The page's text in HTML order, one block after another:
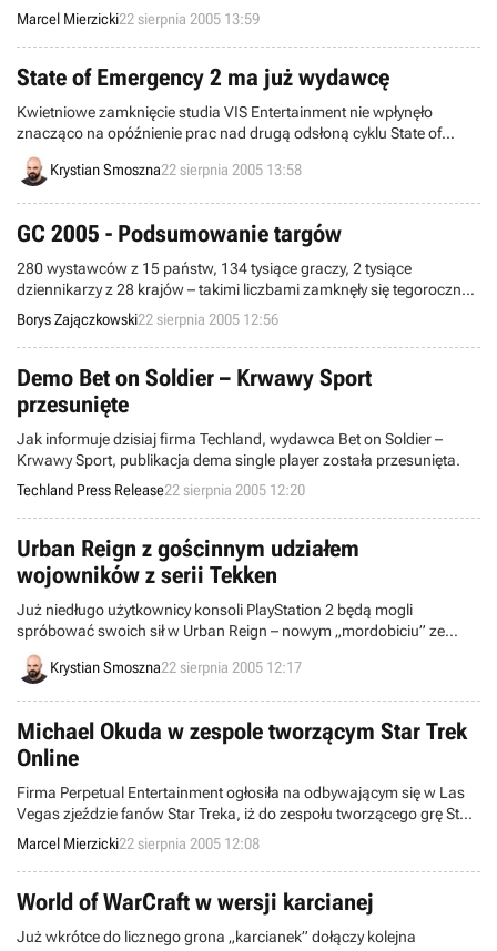
marca przyszłego roku. Do tej pory tytuł ten był zapowiadany jedynie
na konsolę PlayStation 3 i posłużył do zaprezentowania jej
możliwości technicznych na targach E3.
Marcel Mierzicki22 sierpnia 2005 13:59
State of Emergency 2 ma już wydawcę
Kwietniowe zamknięcie studia VIS Entertainment nie wpłynęło
znacząco na opóźnienie prac nad drugą odsłoną cyklu State of
Emergency. Kilka tygodni później projekt przejęła firma DC Studios,
która postanowiła grę dokończyć. Wciąż jednak nieznany był
Krystian Smoszna22 sierpnia 2005 13:58
GC 2005 - Podsumowanie targów
280 wystawców z 15 państw, 134 tysiące graczy, 2 tysiące
dziennikarzy z 28 krajów – takimi liczbami zamknęły się tegoroczne
Games Convention 2005 w Lipsku.
Borys Zajączkowski22 sierpnia 2005 12:56
Demo Bet on Soldier – Krwawy Sport
przesunięte
Jak informuje dzisiaj firma Techland, wydawca Bet on Soldier –
Krwawy Sport, publikacja dema single player została przesunięta.
Techland Press Release22 sierpnia 2005 12:20
Urban Reign z gościnnym udziałem
wojowników z serii Tekken
Już niedługo użytkownicy konsoli PlayStation 2 będą mogli
spróbować swoich sił w Urban Reign – nowym „mordobiciu” ze
stajni Namco, w którym podejmowany jest temat walk ulicznych.
Największą ciekawostką związaną z tym tytułem jest zapowiedź
Krystian Smoszna22 sierpnia 2005 12:17
Michael Okuda w zespole tworzącym Star Trek
Online
Firma Perpetual Entertainment ogłosiła na odbywającym się w Las
Vegas zjeździe fanów Star Treka, iż do zespołu tworzącego grę Star
Trek Online dołączył Michael Okuda. Znany doskonale wszystkim
fanom serii spec od technologii zadba o jak największą zgodność z
realiami pierwszego produktu MMO osadzonego w uniwersum Star
Treka.
Marcel Mierzicki22 sierpnia 2005 12:08
World of WarCraft w wersji karcianej
Już wkrótce do licznego grona „karcianek” dołączy kolejna